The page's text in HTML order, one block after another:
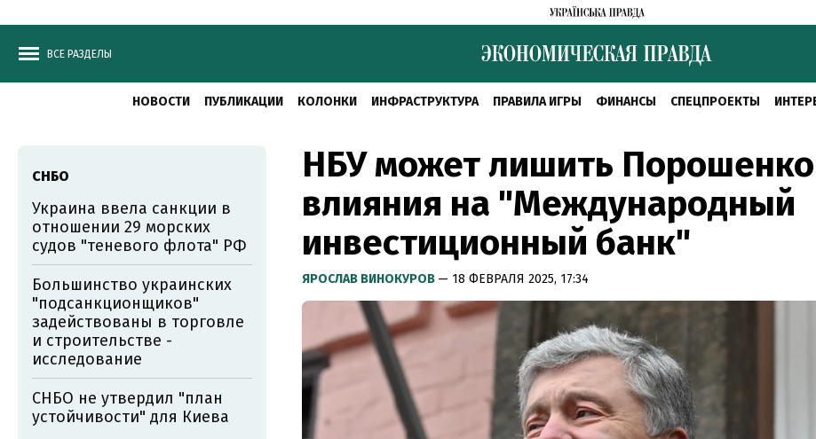
ВСЕ РАЗДЕЛЫ
НОВОСТИ ПУБЛИКАЦИИ КОЛОНКИ ИНФРАСТРУКТУРА ПРАВИЛА ИГРЫ ФИНАНСЫ СПЕЦПРОЕКТЫ
НБУ может лишить Порошенко
влияния на "Международный
инвестиционный банк"
ЯРОСЛАВ ВИНОКУРОВ — 18 ФЕВРАЛЯ 2025, 17:34
СНБО
Украина ввела санкции в
отношении 29 морских
судов "теневого флота" РФ
Большинство украинских
"подсанкционщиков"
задействованы в торговле
и строительстве -
исследование
СНБО не утвердил "план
устойчивости" для Киева